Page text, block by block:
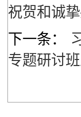
祝贺和诚
下一条：
专题研讨